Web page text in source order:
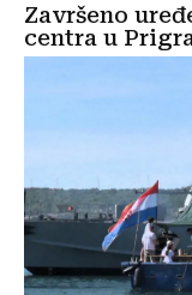
Završeno
centra u